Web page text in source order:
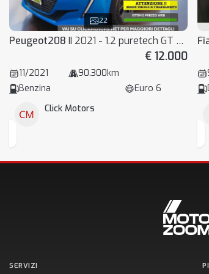
22
Peugeot208 II 2021 - 1.2 puretech GT Pack s&s 100cv
€ 12.000
11/2021
90.300km
Benzina
Euro 6
Click Motors
SERVIZI